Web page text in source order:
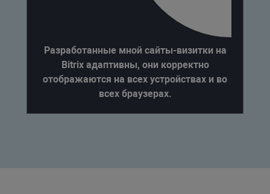
Разработанные мной сайты-визитки на
Bitrix адаптивны, они корректно
отображаются на всех устройствах и во
всех браузерах.